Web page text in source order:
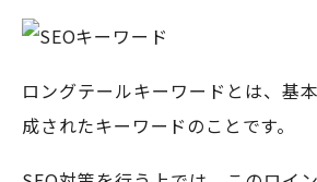
ロングテールキーワードとは、基
成されたキーワードのことです。